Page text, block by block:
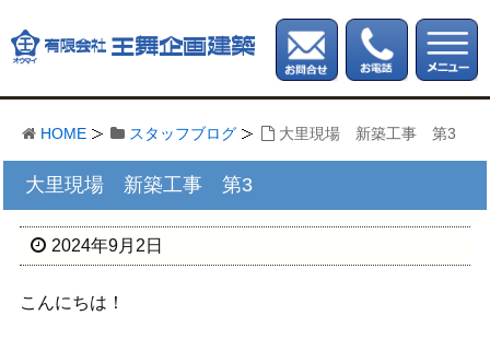
HOME スタッフブログ 大里現場 新築工事 第3
大里現場 新築工事 第3
2024年9月2日
こんにちは！